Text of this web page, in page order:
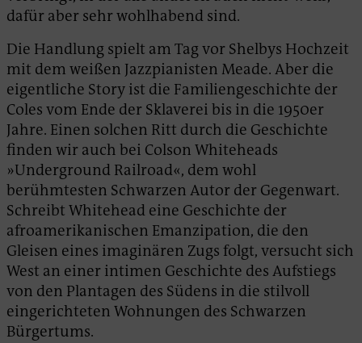
dafür aber sehr wohlhabend sind.
Die Handlung spielt am Tag vor Shelbys Hochzeit
mit dem weißen Jazzpianisten Meade. Aber die
eigentliche Story ist die Familiengeschichte der
Coles vom Ende der Sklaverei bis in die 1950er
Jahre. Einen solchen Ritt durch die Geschichte
finden wir auch bei Colson Whiteheads
»Underground Railroad«, dem wohl
berühmtesten Schwarzen Autor der Gegenwart.
Schreibt Whitehead eine Geschichte der
afroamerikanischen Emanzipation, die den
Gleisen eines imaginären Zugs folgt, versucht sich
West an einer intimen Geschichte des Aufstiegs
von den Plantagen des Südens in die stilvoll
eingerichteten Wohnungen des Schwarzen
Bürgertums.